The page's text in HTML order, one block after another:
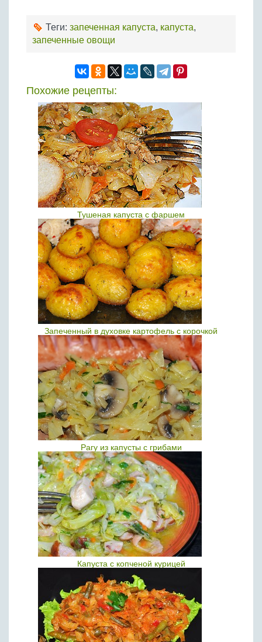
Теги: запеченная капуста, капуста,
запеченные овощи
Похожие рецепты:
Тушеная капуста с фаршем
Запеченный в духовке картофель с корочкой
Рагу из капусты с грибами
Капуста с копченой курицей